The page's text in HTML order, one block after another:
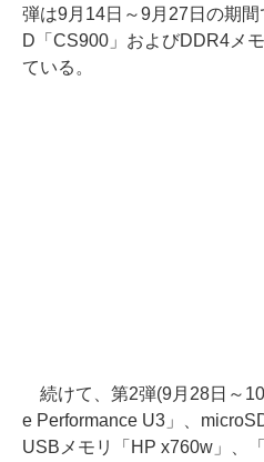
弾は9月14日～9月27日の期
D「CS900」およびDDR4メ
ている。
続けて、第2弾(9月28日～
e Performance U3」、
USBメモリ「HP x760w」、